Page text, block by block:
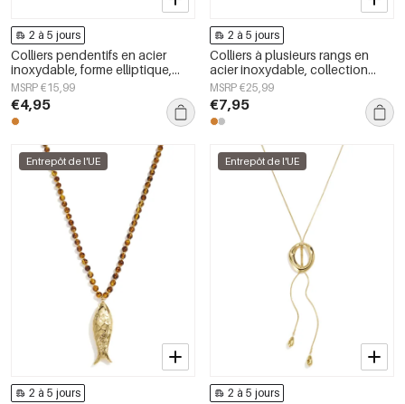
2 à 5 jours
Colliers pendentifs en acier
inoxydable, forme elliptique,
collection Simple Daily Simple,
bijoux pour femmes
MSRP €15,99
€4,95
2 à 5 jours
Colliers à plusieurs rangs en
acier inoxydable, collection
simple et décontractée pour
femmes
MSRP €25,99
€7,95
Entrepôt de l'UE
2 à 5 jours
Entrepôt de l'UE
2 à 5 jours